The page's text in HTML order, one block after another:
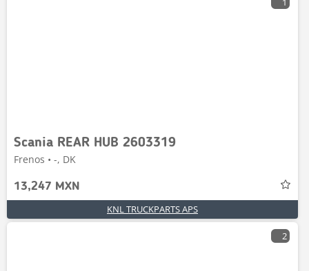
Scania REAR HUB 2603319
Frenos • -, DK
13,247 MXN
KNL TRUCKPARTS APS
2